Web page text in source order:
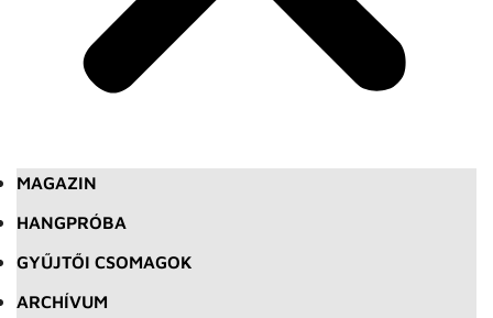
MAGAZIN
HANGPRÓBA
GYŰJTŐI CSOMAGOK
ARCHÍVUM